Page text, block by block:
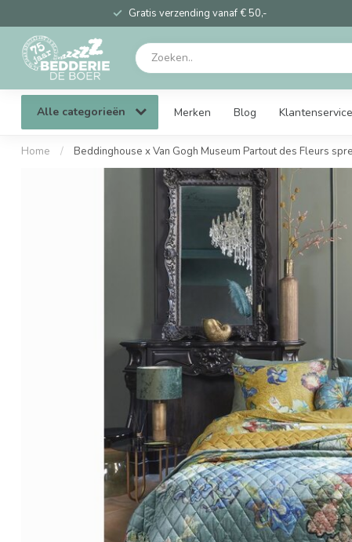
Gratis verzending vanaf € 50,-
Alle categorieën Merken Blog Klantenservice
Home / Beddinghouse x Van Gogh Museum Partout des Fleurs